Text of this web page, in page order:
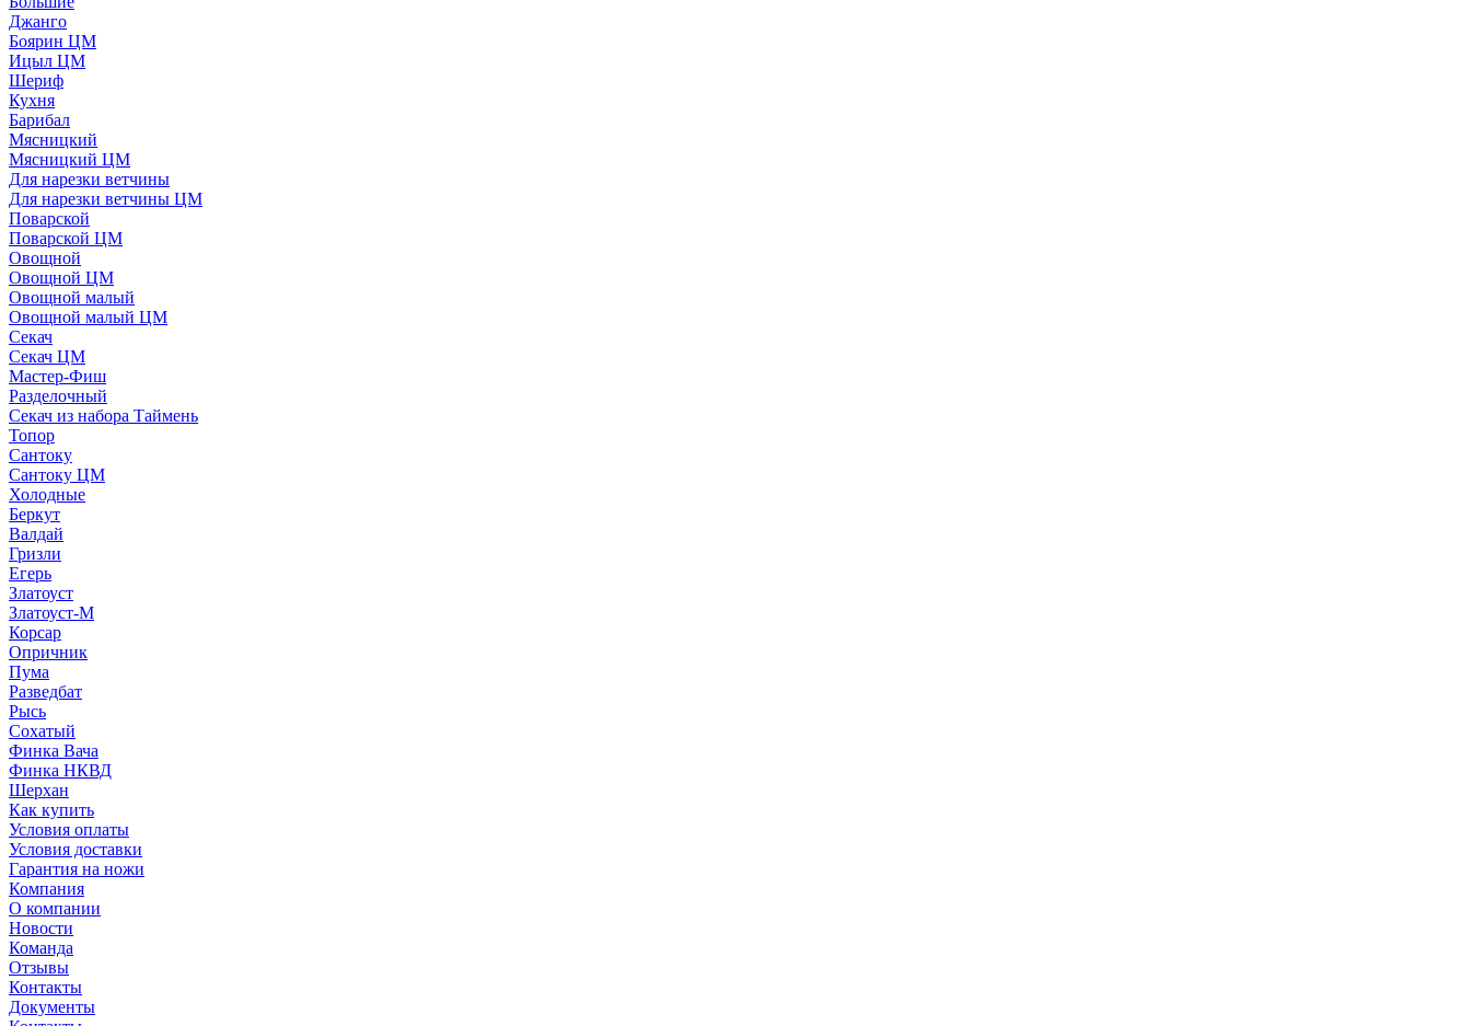
Джанго
Боярин ЦМ
Ицыл ЦМ
Шериф
Кухня
Барибал
Мясницкий
Мясницкий ЦМ
Для нарезки ветчины
Для нарезки ветчины ЦМ
Поварской
Поварской ЦМ
Овощной
Овощной ЦМ
Овощной малый
Овощной малый ЦМ
Секач
Секач ЦМ
Мастер-Фиш
Разделочный
Секач из набора Таймень
Топор
Сантоку
Сантоку ЦМ
Холодные
Беркут
Валдай
Гризли
Егерь
Златоуст
Златоуст-М
Корсар
Опричник
Пума
Разведбат
Рысь
Сохатый
Финка Вача
Финка НКВД
Шерхан
Как купить
Условия оплаты
Условия доставки
Гарантия на ножи
Компания
О компании
Новости
Команда
Отзывы
Контакты
Документы